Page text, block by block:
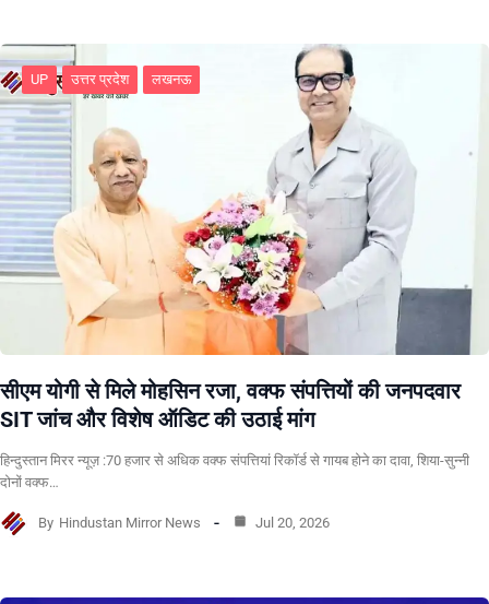
UP उत्तर प्रदेश लखनऊ
सीएम योगी से मिले मोहसिन रजा, वक्फ संपत्तियों की जनपदवार
SIT जांच और विशेष ऑडिट की उठाई मांग
हिन्दुस्तान मिरर न्यूज़ :70 हजार से अधिक वक्फ संपत्तियां रिकॉर्ड से गायब होने का दावा, शिया-सुन्नी
दोनों वक्फ…
By Hindustan Mirror News Jul 20, 2026